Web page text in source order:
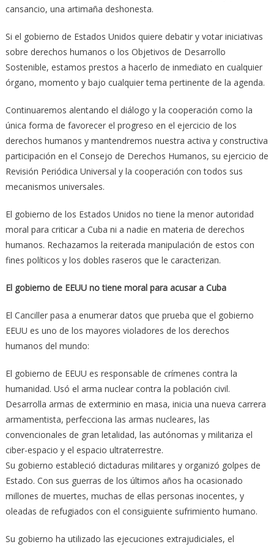
cansancio, una artimaña deshonesta.
Si el gobierno de Estados Unidos quiere debatir y votar iniciativas
sobre derechos humanos o los Objetivos de Desarrollo
Sostenible, estamos prestos a hacerlo de inmediato en cualquier
órgano, momento y bajo cualquier tema pertinente de la agenda.
Continuaremos alentando el diálogo y la cooperación como la
única forma de favorecer el progreso en el ejercicio de los
derechos humanos y mantendremos nuestra activa y constructiva
participación en el Consejo de Derechos Humanos, su ejercicio de
Revisión Periódica Universal y la cooperación con todos sus
mecanismos universales.
El gobierno de los Estados Unidos no tiene la menor autoridad
moral para criticar a Cuba ni a nadie en materia de derechos
humanos. Rechazamos la reiterada manipulación de estos con
fines políticos y los dobles raseros que le caracterizan.
El gobierno de EEUU no tiene moral para acusar a Cuba
El Canciller pasa a enumerar datos que prueba que el gobierno
EEUU es uno de los mayores violadores de los derechos
humanos del mundo:
El gobierno de EEUU es responsable de crímenes contra la
humanidad. Usó el arma nuclear contra la población civil.
Desarrolla armas de exterminio en masa, inicia una nueva carrera
armamentista, perfecciona las armas nucleares, las
convencionales de gran letalidad, las autónomas y militariza el
ciber-espacio y el espacio ultraterrestre.
Su gobierno estableció dictaduras militares y organizó golpes de
Estado. Con sus guerras de los últimos años ha ocasionado
millones de muertes, muchas de ellas personas inocentes, y
oleadas de refugiados con el consiguiente sufrimiento humano.
Su gobierno ha utilizado las ejecuciones extrajudiciales, el